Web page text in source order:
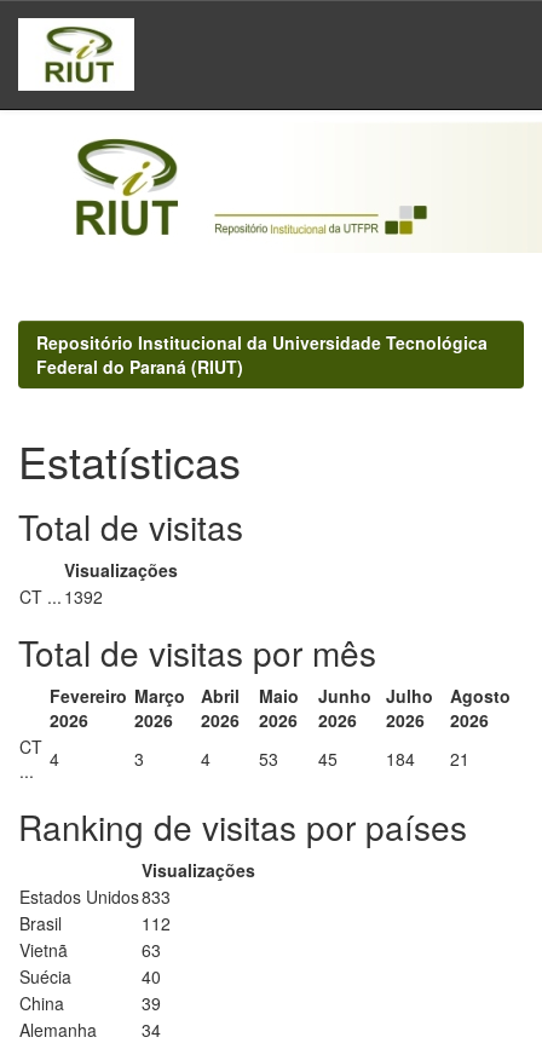
Skip
navigation
Repositório Institucional da Universidade Tecnológica
Federal do Paraná (RIUT)
Estatísticas
Total de visitas
Visualizações
CT ... 1392
Total de visitas por mês
Fevereiro
2026
Março
2026
Abril
2026
Maio
2026
Junho
2026
Julho
2026
Agosto
2026
CT
...
4 3 4 53 45 184 21
Ranking de visitas por países
Visualizações
Estados Unidos833
Brasil
112
Vietnã
63
Suécia
40
China
39
Alemanha
34